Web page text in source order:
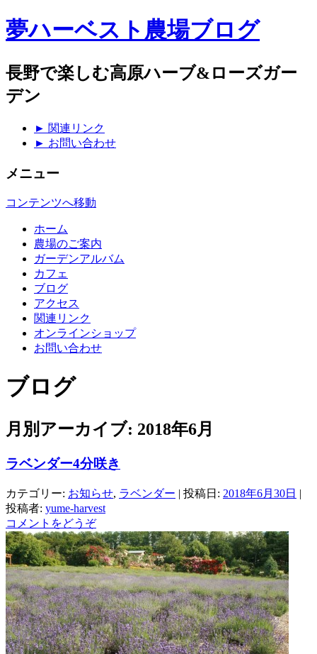
夢ハーベスト農場ブログ
長野で楽しむ高原ハーブ&ローズガー
デン
► 関連リンク
► お問い合わせ
メニュー
コンテンツへ移動
ホーム
農場のご案内
ガーデンアルバム
カフェ
ブログ
アクセス
関連リンク
オンラインショップ
お問い合わせ
ブログ
月別アーカイブ: 2018年6月
ラベンダー4分咲き
カテゴリー: お知らせ, ラベンダー | 投稿日: 2018年6月30日 |
投稿者: yume-harvest
コメントをどうぞ